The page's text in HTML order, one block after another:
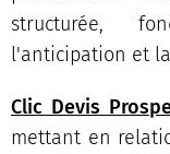
structurée,
l'anticipation et
Clic Devis
mettant en